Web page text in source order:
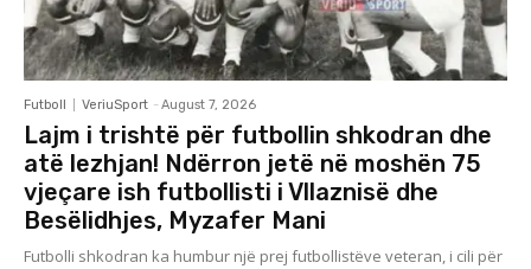
Futboll VeriuSport - August 7, 2026
Lajm i trishtë për futbollin shkodran dhe
atë lezhjan! Ndërron jetë në moshën 75
vjeçare ish futbollisti i Vllaznisë dhe
Besëlidhjes, Myzafer Mani
Futbolli shkodran ka humbur një prej futbollistëve veteran, i cili për